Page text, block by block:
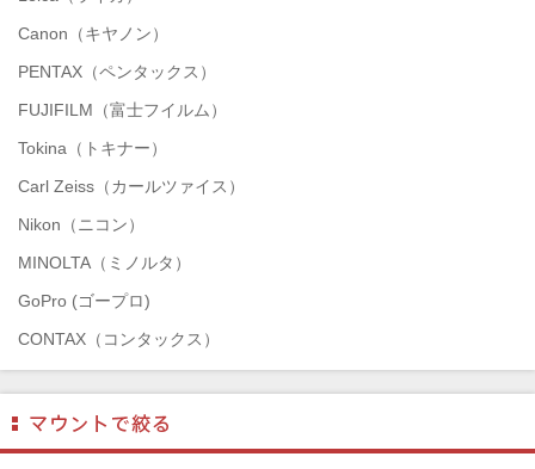
Canon（キヤノン）
PENTAX（ペンタックス）
FUJIFILM（富士フイルム）
Tokina（トキナー）
Carl Zeiss（カールツァイス）
Nikon（ニコン）
MINOLTA（ミノルタ）
GoPro (ゴープロ)
CONTAX（コンタックス）
Mamiya（マミヤ）
TAMRON（タムロン）